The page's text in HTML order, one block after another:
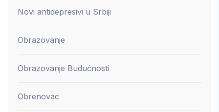
Novi antidepresivi u Srbiji
Obrazovanje
Obrazovanje Budućnosti
Obrenovac